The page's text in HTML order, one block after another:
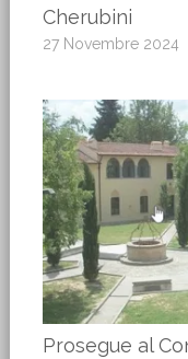
Cherubini
27 Novembre 2024
Prosegue al